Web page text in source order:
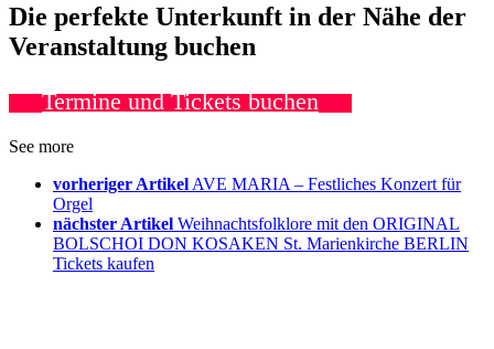
Die perfekte Unterkunft in der Nähe der
Veranstaltung buchen
Termine und Tickets buchen
See more
vorheriger ArtikelAVE MARIA – Festliches Konzert für
Orgel
nächster Artikel Weihnachtsfolklore mit den ORIGINAL
BOLSCHOI DON KOSAKEN St. Marienkirche BERLIN
Tickets kaufen